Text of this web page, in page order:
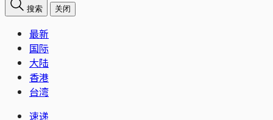
搜索 关闭
最新
国际
大陆
香港
台湾
速递